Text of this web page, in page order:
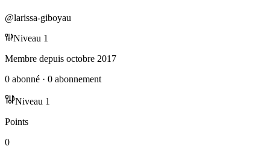
@larissa-giboyau
Niveau 1
Membre depuis octobre 2017
0 abonné · 0 abonnement
Niveau 1
Points
0